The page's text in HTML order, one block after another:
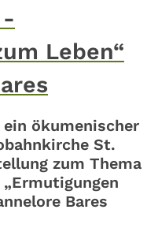
-
Leben“
ökumenischer
St.
zum Thema
Bares